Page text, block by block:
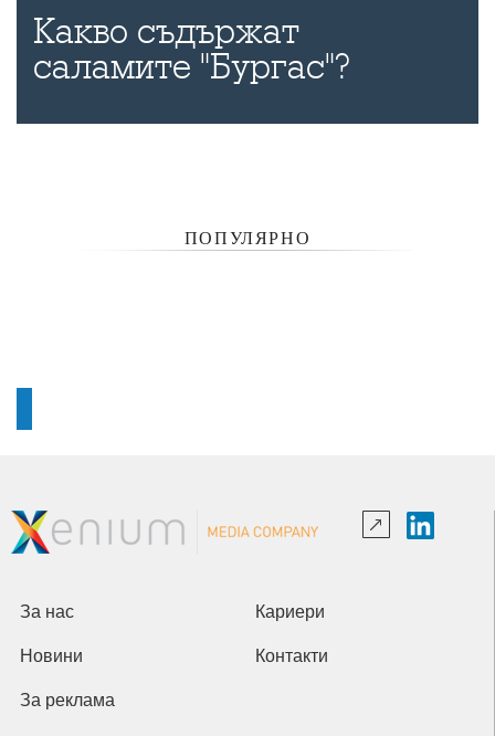
Какво съдържат
саламите "Бургас"?
ПОПУЛЯРНО
За нас Кариери
Новини Контакти
За реклама